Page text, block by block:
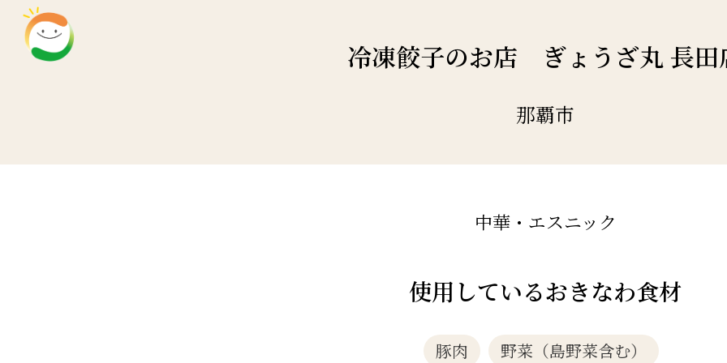
冷凍餃子のお店 ぎょうざ丸 長田
那覇市
中華・エスニック
使用しているおきなわ食材
豚肉 野菜（島野菜含む）